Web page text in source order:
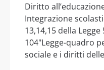
Diritto
Integrazione
13,14,15 della
104"Legge-quadro
sociale e i diritti